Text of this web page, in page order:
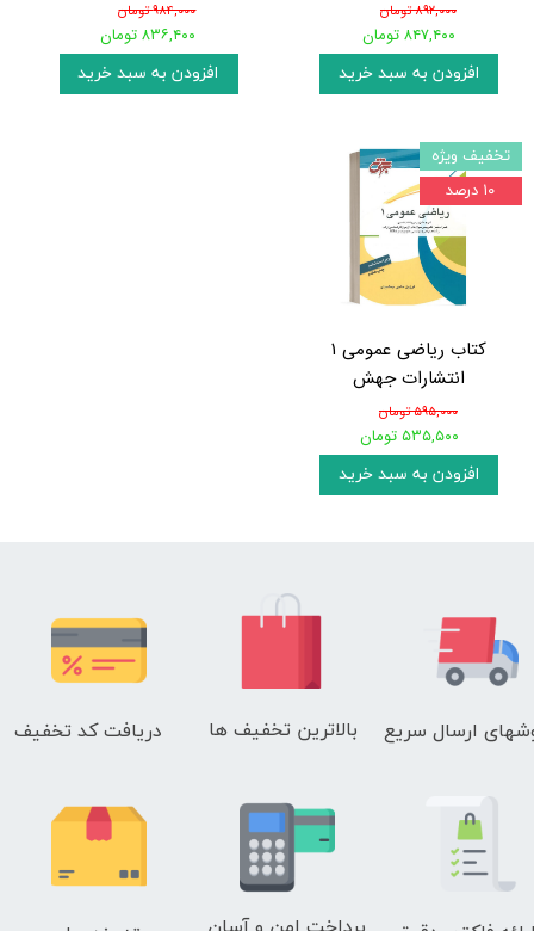
۸۹۲,۰۰۰ تومان
۸۴۷,۴۰۰ تومان
افزودن به سبد خرید
۹۸۴,۰۰۰ تومان
۸۳۶,۴۰۰ تومان
افزودن به سبد خرید
کتاب ریاضی عمومی ۱
انتشارات جهش
۵۹۵,۰۰۰ تومان
۵۳۵,۵۰۰ تومان
افزودن به سبد خرید
تخفیف ویژه
۱۰ درصد
ارسال سریع دریافت کد تخفیف بالاترین تخفیف ها